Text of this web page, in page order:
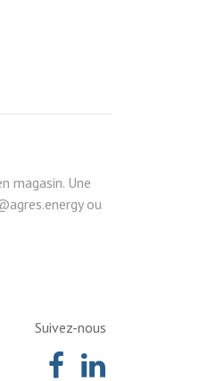
magasin. Une
ou
Suivez-nous